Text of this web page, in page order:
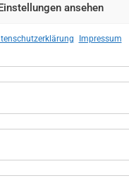
ansehen
Impressum